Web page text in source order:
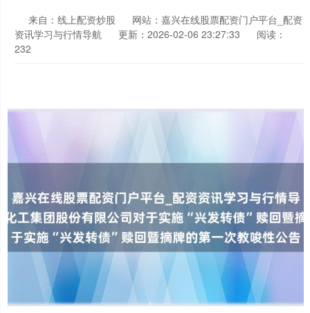
来自：线上配资炒股
网站：嘉兴在线股票配资门户平台_配资
资讯学习与行情导航
更新：2026-02-06 23:27:33
阅读：
232